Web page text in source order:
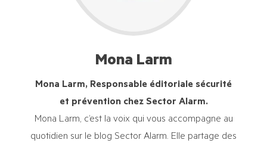
Mona Larm
Mona Larm, Responsable éditoriale sécurité
et prévention chez Sector Alarm.
Mona Larm, c’est la voix qui vous accompagne au
quotidien sur le blog Sector Alarm. Elle partage des